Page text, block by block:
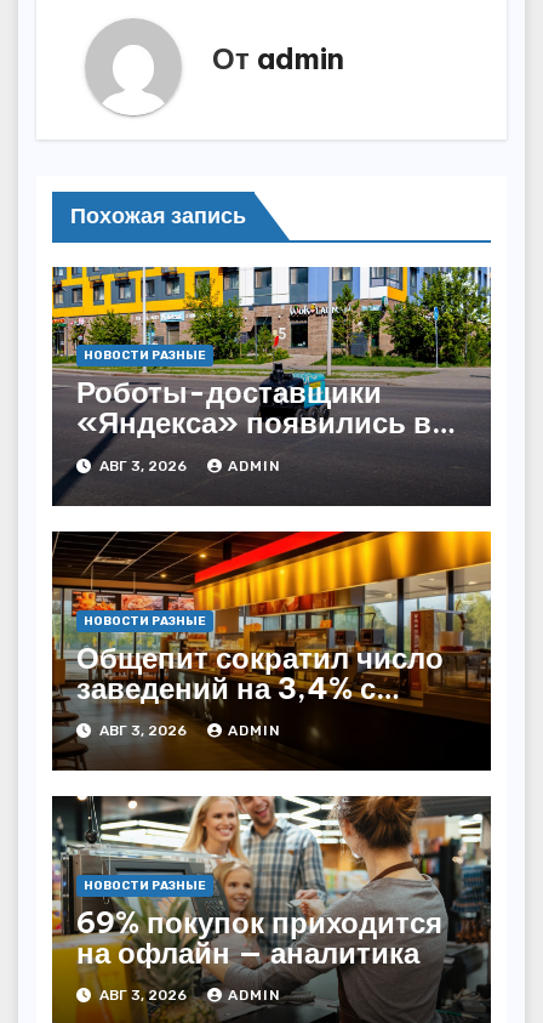
От admin
Похожая запись
НОВОСТИ РАЗНЫЕ
Роботы-доставщики
«Яндекса» появились в
Казахстане
АВГ 3, 2026 ADMIN
НОВОСТИ РАЗНЫЕ
Общепит сократил число
заведений на 3,4% с
начала года — INFOLine
АВГ 3, 2026 ADMIN
НОВОСТИ РАЗНЫЕ
69% покупок приходится
на офлайн — аналитика
АВГ 3, 2026 ADMIN